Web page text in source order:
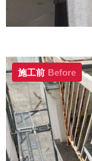
施工前 Before